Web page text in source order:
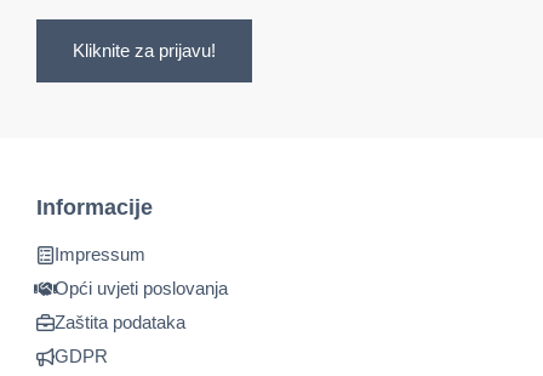
Kliknite za prijavu!
Informacije
Impressum
Opći uvjeti poslovanja
Zaštita podataka
GDPR